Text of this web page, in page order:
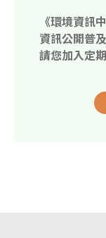
《環境資訊
資訊公開普
請您加入定